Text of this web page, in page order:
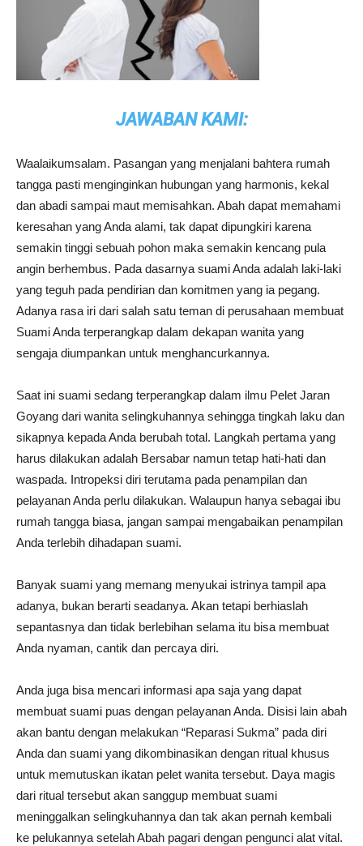
JAWABAN KAMI:
Waalaikumsalam. Pasangan yang menjalani bahtera rumah
tangga pasti menginginkan hubungan yang harmonis, kekal
dan abadi sampai maut memisahkan. Abah dapat memahami
keresahan yang Anda alami, tak dapat dipungkiri karena
semakin tinggi sebuah pohon maka semakin kencang pula
angin berhembus. Pada dasarnya suami Anda adalah laki-laki
yang teguh pada pendirian dan komitmen yang ia pegang.
Adanya rasa iri dari salah satu teman di perusahaan membuat
Suami Anda terperangkap dalam dekapan wanita yang
sengaja diumpankan untuk menghancurkannya.
Saat ini suami sedang terperangkap dalam ilmu Pelet Jaran
Goyang dari wanita selingkuhannya sehingga tingkah laku dan
sikapnya kepada Anda berubah total. Langkah pertama yang
harus dilakukan adalah Bersabar namun tetap hati-hati dan
waspada. Intropeksi diri terutama pada penampilan dan
pelayanan Anda perlu dilakukan. Walaupun hanya sebagai ibu
rumah tangga biasa, jangan sampai mengabaikan penampilan
Anda terlebih dihadapan suami.
Banyak suami yang memang menyukai istrinya tampil apa
adanya, bukan berarti seadanya. Akan tetapi berhiaslah
sepantasnya dan tidak berlebihan selama itu bisa membuat
Anda nyaman, cantik dan percaya diri.
Anda juga bisa mencari informasi apa saja yang dapat
membuat suami puas dengan pelayanan Anda. Disisi lain abah
akan bantu dengan melakukan “Reparasi Sukma” pada diri
Anda dan suami yang dikombinasikan dengan ritual khusus
untuk memutuskan ikatan pelet wanita tersebut. Daya magis
dari ritual tersebut akan sanggup membuat suami
meninggalkan selingkuhannya dan tak akan pernah kembali
ke pelukannya setelah Abah pagari dengan pengunci alat vital.